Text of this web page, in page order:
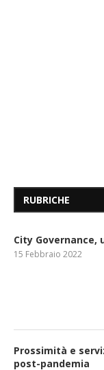
RUBRICHE
City
15 Febbraio 2022
Prossimità e
post-pandemia